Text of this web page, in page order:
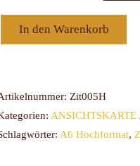
In den Warenkorb
Zit005H
A6 Hochformat,